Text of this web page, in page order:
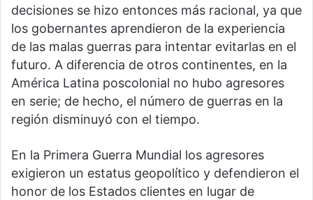
decisiones se hizo entonces más racional, ya que
los gobernantes aprendieron de la experiencia
de las malas guerras para intentar evitarlas en el
futuro. A diferencia de otros continentes, en la
América Latina poscolonial no hubo agresores
en serie; de hecho, el número de guerras en la
región disminuyó con el tiempo.
En la Primera Guerra Mundial los agresores
exigieron un estatus geopolítico y defendieron el
honor de los Estados clientes en lugar de